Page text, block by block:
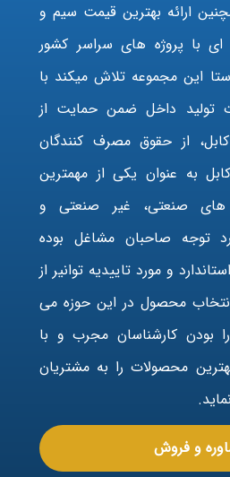
ارائه بهترین قیمت سیم و
با پروژه های سراسر کشور
این مجموعه تلاش میکند با
تولید داخل ضمن حمایت از
از حقوق مصرف کنندگان
به عنوان یکی از مهمترین
های صنعتی، غیر صنعتی و
توجه صاحبان مشاغل بوده
و مورد تاییدیه توانیر از
انتخاب محصول در این حوزه می
بودن کارشناسان مجرب و با
محصولات را به مشتریان
و فروش